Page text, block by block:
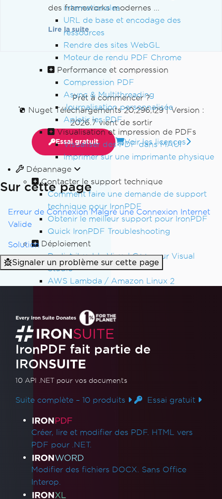
internationales
URL de base et encodage des
ressources
Rendre des sites WebGL
Moteur de rendu PDF Chrome
Performance et compression
Compression PDF
Async & Multithreading
Journalisation personnalisée
Aplatir les PDF
Visualisation et impression de PDFs
Visualiser des PDF dans MAUI
Imprimer sur une imprimante physique
Dépannage
Contacter le support technique
Comment faire une demande de support
technique pour IronPDF
Obtenir le meilleur support pour IronPDF
Quick IronPDF Troubleshooting
Déploiement
Redistribuable Visual C++ pour Visual
Studio
AWS Lambda / Amazon Linux 2
IronCefSubprocess
Débogage du projet Azure Functions sur la
machine locale
Windows Nano Server / Servercore dans
.Net6 ne supportent pas System.Drawing
Dossier des environnements d'exécution
Ajouter IronPDF à un programme
d'installation logiciel
Support de Red Hat Enterprise Linux
(RHEL)
Azure App Service Linux - Échec du rendu
Chrome au démarrage à froid
Correction des erreurs de connexion gRPC
dans les conteneurs Azure
des frameworks modernes ...
Lire la suite
Prêt à commencer ?
Nuget Téléchargements 20,296,129|Version :
2026.7 vient de sortir
Essai gratuit Voir les licences
Sur cette page
Erreur de Connexion Malgré une Connexion Internet
Valide
Solution
Signaler un problème sur cette page
IronPDF fait partie de
IRONSUITE
10 API .NET pour vos documents
Suite complète – 10 produits Essai gratuit
Liens des produits
Créer, lire et modifier des PDF. HTML vers
PDF pour .NET.
Modifier des fichiers DOCX. Sans Office
Interop.